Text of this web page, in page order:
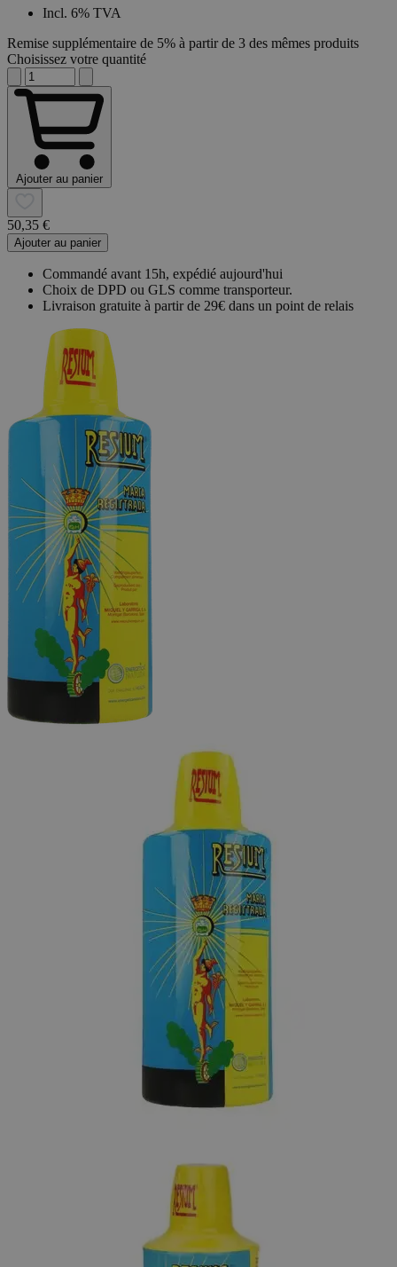
Incl. 6% TVA
Remise supplémentaire de 5% à partir de 3 des mêmes produits
Choisissez votre quantité
Ajouter au panier
50,35 €
Ajouter au panier
Commandé avant 15h, expédié aujourd'hui
Choix de DPD ou GLS comme transporteur.
Livraison gratuite à partir de 29€ dans un point de relais